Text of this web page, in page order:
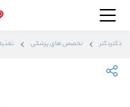
دکتردکتر تخصص های پزشکی